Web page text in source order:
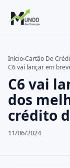
Economia
Finanças
Buscar
Buscar por:
Pressione
Início›Cartão De
C6 vai lançar em
C6 vai
dos
crédito
11/06/2024